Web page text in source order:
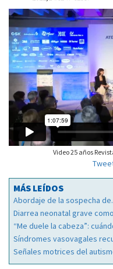
Video 25 años
MÁS LEÍDOS
Abordaje de la sospecha
Diarrea neonatal grave
“Me duele la cabeza”:
Síndromes vasovagales
Señales motrices del